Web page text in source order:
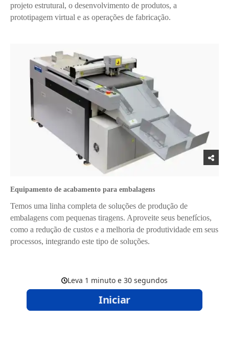
projeto estrutural, o desenvolvimento de produtos, a
prototipagem virtual e as operações de fabricação.
Equipamento de acabamento para embalagens
Temos uma linha completa de soluções de produção de
embalagens com pequenas tiragens. Aproveite seus benefícios,
como a redução de custos e a melhoria de produtividade em seus
processos, integrando este tipo de soluções.